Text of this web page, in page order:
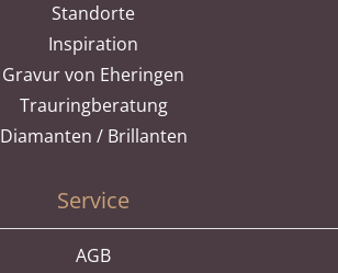
Standorte
Inspiration
Gravur von Eheringen
Trauringberatung
Diamanten / Brillanten
Service
AGB